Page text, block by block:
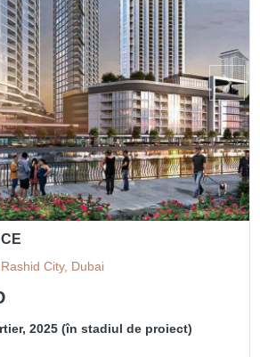
City, Dubai
2025 (în stadiul de proiect)